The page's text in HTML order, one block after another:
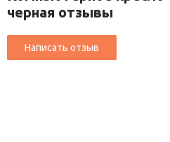
черная отзывы